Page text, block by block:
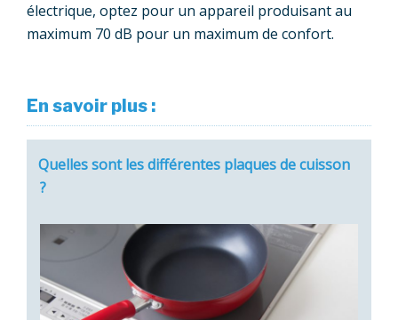
électrique, optez pour un appareil produisant au
maximum 70 dB pour un maximum de confort.
En savoir plus :
Quelles sont les différentes plaques de cuisson
?